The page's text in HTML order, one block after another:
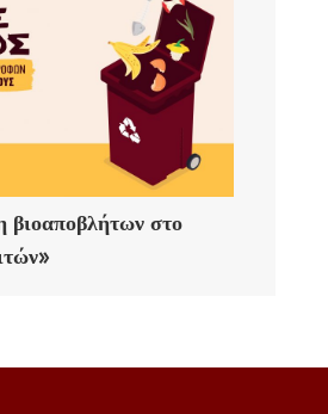
βιοαποβλήτων στο